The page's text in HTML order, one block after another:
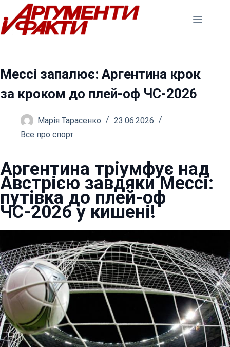
Перейти
до
вмісту
Мессі запалює: Аргентина крок
за кроком до плей-оф ЧС-2026
Марія Тарасенко
23.06.2026
Все про спорт
Аргентина тріумфує над
Австрією завдяки Мессі:
путівка до плей-оф
ЧС-2026 у кишені!